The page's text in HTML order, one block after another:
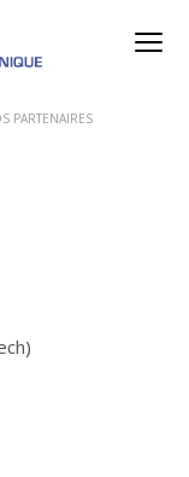
PARTENAIRES